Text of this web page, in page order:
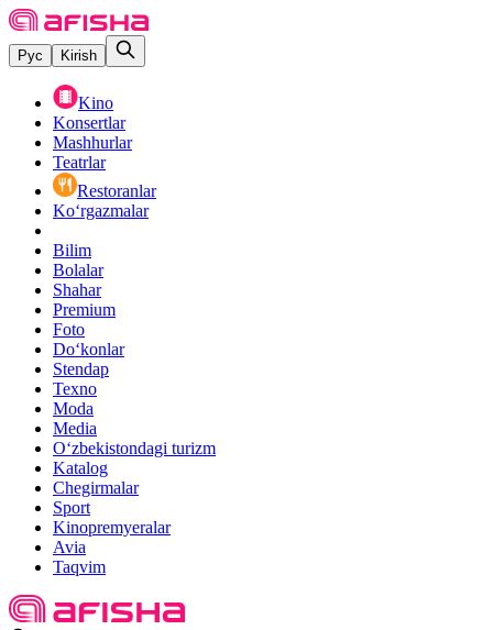
Рус Kirish
Kino
Konsertlar
Mashhurlar
Teatrlar
Restoranlar
Ko‘rgazmalar
Bilim
Bolalar
Shahar
Premium
Foto
Do‘konlar
Stendap
Texno
Moda
Media
O‘zbekistondagi turizm
Katalog
Chegirmalar
Sport
Kinopremyeralar
Avia
Taqvim